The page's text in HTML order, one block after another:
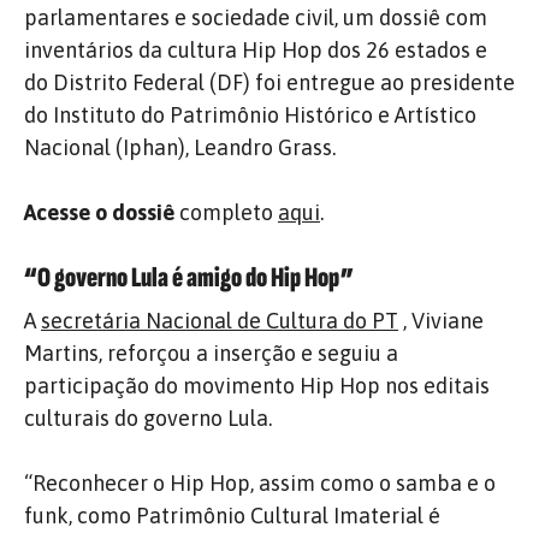
parlamentares e sociedade civil, um dossiê com
inventários da cultura Hip Hop dos 26 estados e
do Distrito Federal (DF) foi entregue ao presidente
do Instituto do Patrimônio Histórico e Artístico
Nacional (Iphan), Leandro Grass.
Acesse o dossiê completo aqui.
“O governo Lula é amigo do Hip Hop”
A secretária Nacional de Cultura do PT , Viviane
Martins, reforçou a inserção e seguiu a
participação do movimento Hip Hop nos editais
culturais do governo Lula.
“Reconhecer o Hip Hop, assim como o samba e o
funk, como Patrimônio Cultural Imaterial é